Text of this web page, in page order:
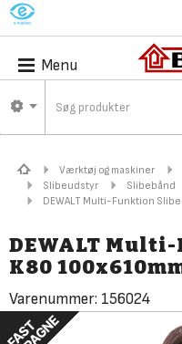
M
Menu
Værktøj og maskiner
Slibeudstyr
Slibebånd
DEWALT Multi-Funktion
DEWALT
K80
Varenummer: 156024